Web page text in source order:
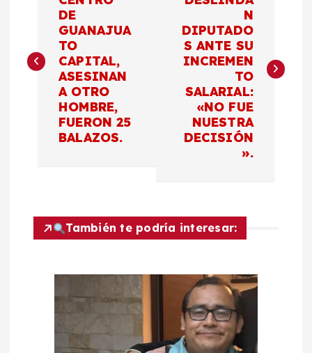
e
ó
DE
GUANAJUA
TO
CAPITAL,
ASESINAN
A OTRO
HOMBRE,
FUERON 25
BALAZOS.
N
DIPUTADO
S ANTE SU
INCREMEN
TO
SALARIAL:
«NO FUE
NUESTRA
DECISIÓN
».
También te podría interesar: